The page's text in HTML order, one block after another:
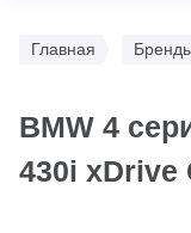
Главная
BMW 4
430i xDrive